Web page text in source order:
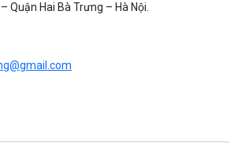
Quận Hai Bà Trưng – Hà Nội.